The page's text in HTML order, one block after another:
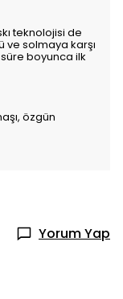
teknolojisi de
ve solmaya karşı
süre boyunca ilk
özgün
Yorum Yap